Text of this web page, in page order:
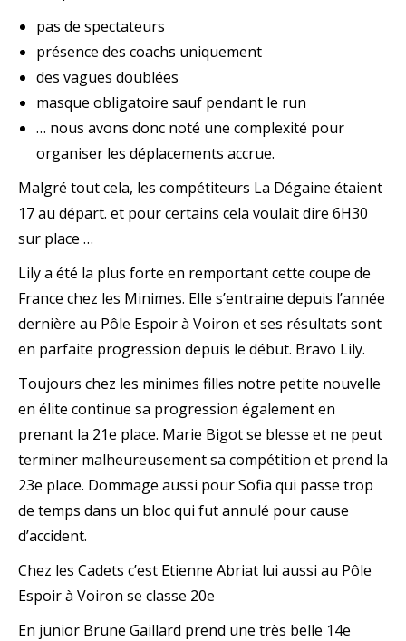
pas de spectateurs
présence des coachs uniquement
des vagues doublées
masque obligatoire sauf pendant le run
… nous avons donc noté une complexité pour
organiser les déplacements accrue.
Malgré tout cela, les compétiteurs La Dégaine étaient
17 au départ. et pour certains cela voulait dire 6H30
sur place …
Lily a été la plus forte en remportant cette coupe de
France chez les Minimes. Elle s’entraine depuis l’année
dernière au Pôle Espoir à Voiron et ses résultats sont
en parfaite progression depuis le début. Bravo Lily.
Toujours chez les minimes filles notre petite nouvelle
en élite continue sa progression également en
prenant la 21e place. Marie Bigot se blesse et ne peut
terminer malheureusement sa compétition et prend la
23e place. Dommage aussi pour Sofia qui passe trop
de temps dans un bloc qui fut annulé pour cause
d’accident.
Chez les Cadets c’est Etienne Abriat lui aussi au Pôle
Espoir à Voiron se classe 20e
En junior Brune Gaillard prend une très belle 14e